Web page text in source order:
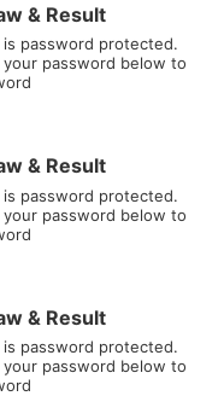
& Result
password protected.
your password below to
& Result
password protected.
your password below to
& Result
password protected.
your password below to